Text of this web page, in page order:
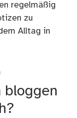
regelmäßig
zu
Alltag in
bloggen